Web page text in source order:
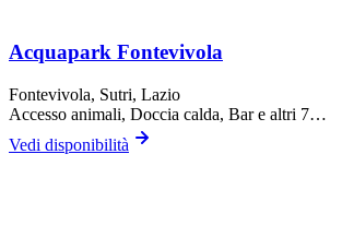
Acquapark Fontevivola
Fontevivola, Sutri, Lazio
Accesso animali, Doccia calda, Bare altri 7…
Vedi disponibilità